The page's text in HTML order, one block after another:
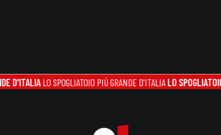
LO SPOGLIATOIO PIÙ GRANDE D'ITALIALO SPOGLIATOIO PIÙ